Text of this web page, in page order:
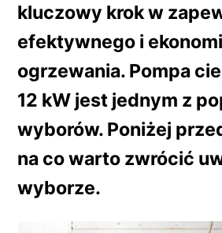
kluczowy krok w
efektywnego i
ogrzewania. Pompa
12 kW jest jednym z
wyborów. Poniżej
na co warto zwrócić
wyborze.